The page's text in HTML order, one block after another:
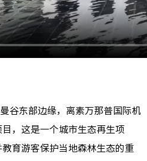
谷东部边缘，离素万那普国际机
，这是一个城市生态再生项
育游客保护当地森林生态的重